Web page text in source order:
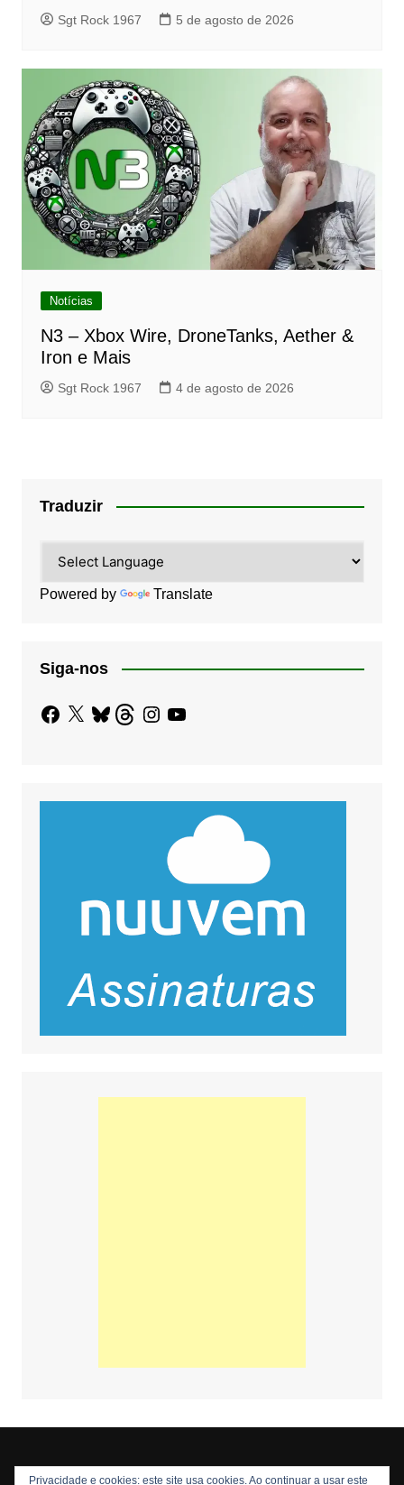
Sgt Rock 1967 5 de agosto de 2026
Notícias
N3 – Xbox Wire, DroneTanks, Aether &
Iron e Mais
Sgt Rock 1967 4 de agosto de 2026
Traduzir
Powered by Translate
Siga-nos
Facebook
X BlueskyThreadsInstagram
YouTube
Privacidade e cookies: este site usa cookies. Ao continuar a usar este